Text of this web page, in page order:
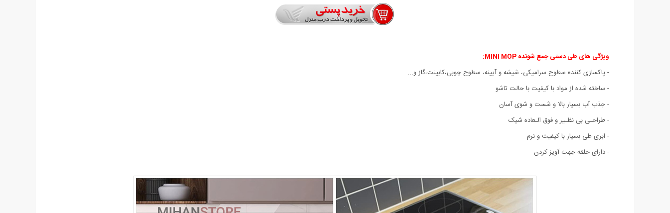
ویژگی های طی دستی جمع شونده MINI MOP:
- پاکسازی کننده سطوح سرامیکی، شیشه و آیینه، سطوح چوبی،کابینت،گاز و...
- ساخته شده از مواد با کیفیت با حالت تاشو
- جذب آب بسیار بالا و شست و شوی آسان
- طراحـی بی نظـیر و فوق الـعاده شیک
- ابری طی بسیار با کیفیت و نرم
- دارای حلقه جهت آویز کردن